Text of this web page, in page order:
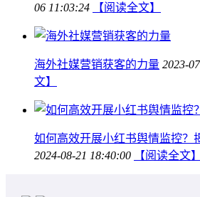
06 11:03:24
【阅读全文】
海外社媒营销获客的力量 2023-
文】
如何高效开展小红书舆情监控？
2024-08-21 18:40:00
【阅读全文】